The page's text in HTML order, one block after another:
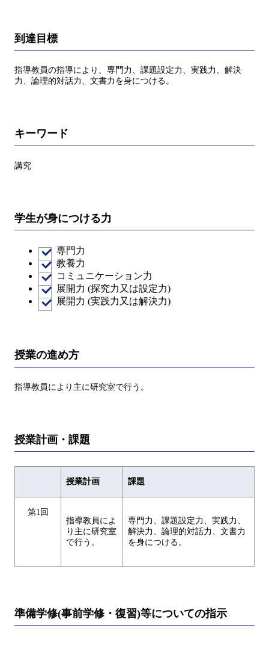
到達目標
指導教員の指導により、専門力、課題設定力、実践力、解決
力、論理的対話力、文書力を身につける。
キーワード
講究
学生が身につける力
専門力
教養力
コミュニケーション力
展開力 (探究力又は設定力)
展開力 (実践力又は解決力)
授業の進め方
指導教員により主に研究室で行う。
授業計画・課題
授業計画 課題
第1回
指導教員によ
り主に研究室
で行う。
専門力、課題設定力、実践力、
解決力、論理的対話力、文書力
を身につける。
準備学修(事前学修・復習)等についての指示